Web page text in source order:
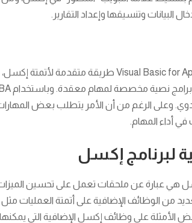
وتنسيقها وإعداد التقارير.
وعلى الرغم من أن الأمر يتطلب بعض المهارات
أداء المهام.
لبرنامج إكسل
هي عبارة عن ملحقات تعمل على تحسين الميزات
من الوظائف الإضافية على أتمتة العمليات مثل
الأمثلة على وظائف إكسل الإضافية التي يمكنها